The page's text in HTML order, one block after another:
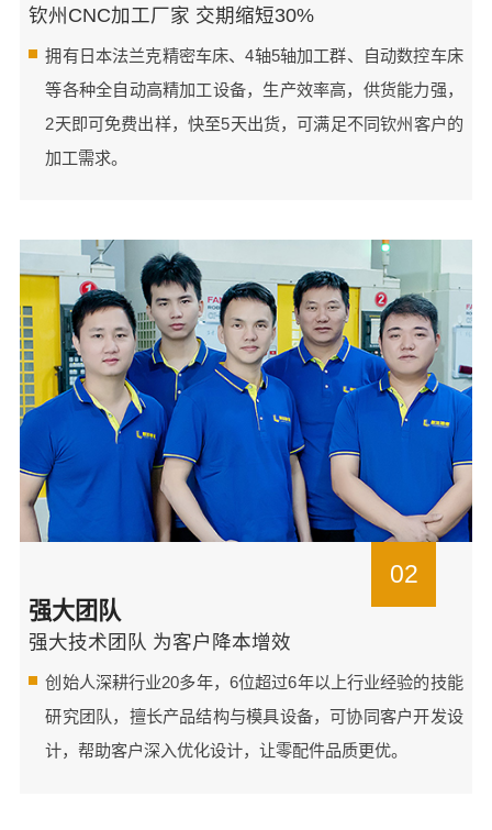
钦州CNC加工厂家 交期缩短30%
拥有日本法兰克精密车床、4轴5轴加工群、自动数控车床
等各种全自动高精加工设备，生产效率高，供货能力强，
2天即可免费出样，快至5天出货，可满足不同钦州客户的
加工需求。
02
强大团队
强大技术团队 为客户降本增效
创始人深耕行业20多年，6位超过6年以上行业经验的技能
研究团队，擅长产品结构与模具设备，可协同客户开发设
计，帮助客户深入优化设计，让零配件品质更优。